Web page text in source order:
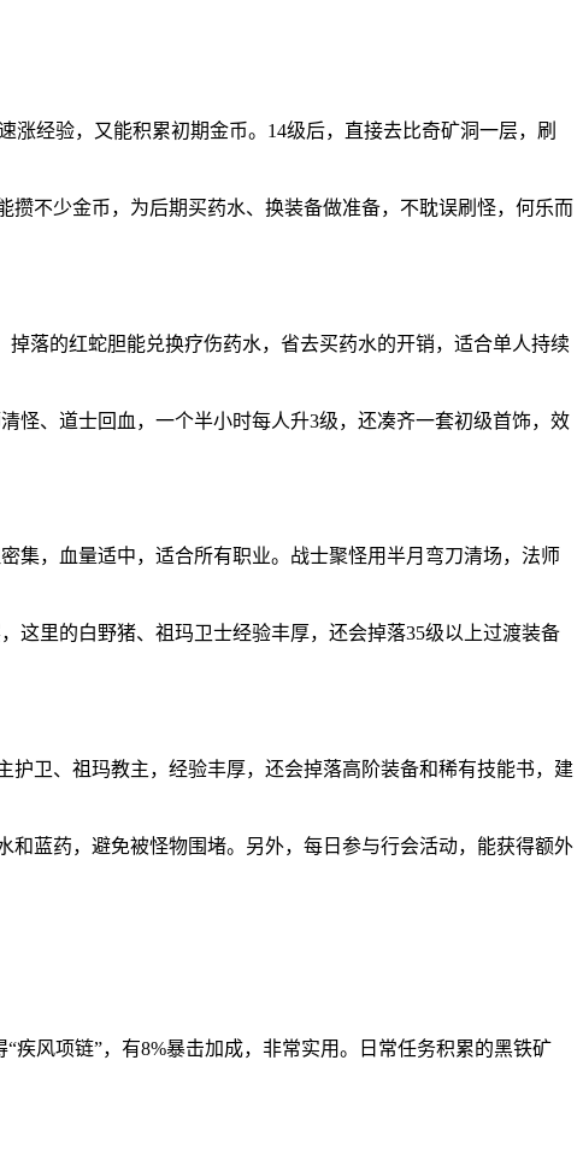
经验，又能积累初期金币。14级后，直接去比奇矿洞一层，刷
不少金币，为后期买药水、换装备做准备，不耽误刷怪，何乐而
落的红蛇胆能兑换疗伤药水，省去买药水的开销，适合单人持续
怪、道士回血，一个半小时每人升3级，还凑齐一套初级首饰，效
集，血量适中，适合所有职业。战士聚怪用半月弯刀清场，法师
这里的白野猪、祖玛卫士经验丰厚，还会掉落35级以上过渡装备
卫、祖玛教主，经验丰厚，还会掉落高阶装备和稀有技能书，建
蓝药，避免被怪物围堵。另外，每日参与行会活动，能获得额外
疾风项链”，有8%暴击加成，非常实用。日常任务积累的黑铁矿